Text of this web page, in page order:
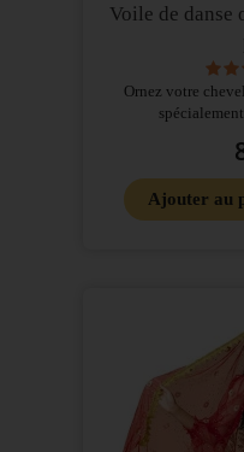
Voile de danse
Ornez votre
Ajouter au